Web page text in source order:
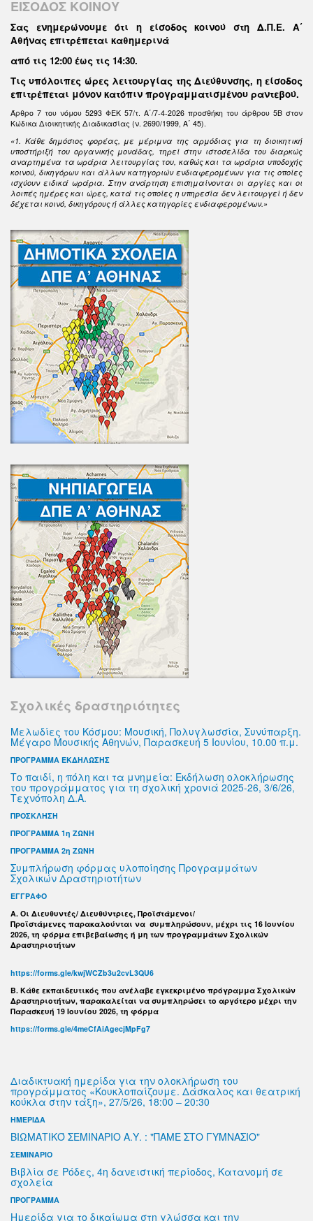
ΕΙΣΟΔΟΣ ΚΟΙΝΟΥ
Σας ενημερώνουμε ότι η είσοδος κοινού στη Δ.Π.Ε. Α΄
Αθήνας επιτρέπεται καθημερινά
από τις 12:00 έως τις 14:30.
Τις υπόλοιπες ώρες λειτουργίας της Διεύθυνσης, η είσοδος
επιτρέπεται μόνον κατόπιν προγραμματισμένου ραντεβού.
Άρθρο 7 του νόμου 5293 ΦΕΚ 57/τ. Α΄/7-4-2026 προσθήκη του άρθρου 5Β στον
Κώδικα Διοικητικής Διαδικασίας (ν. 2690/1999, Α΄ 45).
«1. Κάθε δημόσιος φορέας, με μέριμνα της αρμόδιας για τη διοικητική
υποστήριξή του οργανικής μονάδας, τηρεί στην ιστοσελίδα του διαρκώς
αναρτημένα τα ωράρια λειτουργίας του, καθώς και τα ωράρια υποδοχής
κοινού, δικηγόρων και άλλων κατηγοριών ενδιαφερομένων για τις οποίες
ισχύουν ειδικά ωράρια. Στην ανάρτηση επισημαίνονται οι αργίες και οι
λοιπές ημέρες και ώρες, κατά τις οποίες η υπηρεσία δεν λειτουργεί ή δεν
δέχεται κοινό, δικηγόρους ή άλλες κατηγορίες ενδιαφερομένων.»
Σχολικές δραστηριότητες
Μελωδίες του Κόσμου: Μουσική, Πολυγλωσσία, Συνύπαρξη.
Μέγαρο Μουσικής Αθηνών, Παρασκευή 5 Ιουνίου, 10.00 π.μ.
ΠΡΟΓΡΑΜΜΑ ΕΚΔΗΛΩΣΗΣ
Το παιδί, η πόλη και τα μνημεία: Εκδήλωση ολοκλήρωσης
του προγράμματος για τη σχολική χρονιά 2025-26, 3/6/26,
Τεχνόπολη Δ.Α.
ΠΡΟΣΚΛΗΣΗ
ΠΡΟΓΡΑΜΜΑ 1η ΖΩΝΗ
ΠΡΟΓΡΑΜΜΑ 2η ΖΩΝΗ
Συμπλήρωση φόρμας υλοποίησης Προγραμμάτων
Σχολικών Δραστηριοτήτων
ΕΓΓΡΑΦΟ
Α. Οι Διευθυντές/ Διευθύντριες, Προϊστάμενοι/
Προϊστάμενες παρακαλούνται να συμπληρώσουν, μέχρι τις 16 Ιουνίου
2026, τη φόρμα επιβεβαίωσης ή μη των προγραμμάτων Σχολικών
Δραστηριοτήτων
https://forms.gle/kwjWCZb3u2cvL3QU6
B. Κάθε εκπαιδευτικός που ανέλαβε εγκεκριμένο πρόγραμμα Σχολικών
Δραστηριοτήτων, παρακαλείται να συμπληρώσει το αργότερο μέχρι την
Παρασκευή 19 Ιουνίου 2026, τη φόρμα
https://forms.gle/4meCfAiAgecjMpFg7
Διαδικτυακή ημερίδα για την ολοκλήρωση του
προγράμματος «Κουκλοπαίζουμε. Δάσκαλος και θεατρική
κούκλα στην τάξη», 27/5/26, 18:00 – 20:30
ΗΜΕΡΙΔΑ
ΒΙΩΜΑΤΙΚΌ ΣΕΜΙΝΑΡΙΟ Α.Υ. : "ΠΑΜΕ ΣΤΟ ΓΥΜΝΑΣΙΟ"
ΣΕΜΙΝΑΡΙΟ
Βιβλία σε Ρόδες, 4η δανειστική περίοδος, Κατανομή σε
σχολεία
ΠΡΟΓΡΑΜΜΑ
Ημερίδα για το δικαίωμα στη γλώσσα και την